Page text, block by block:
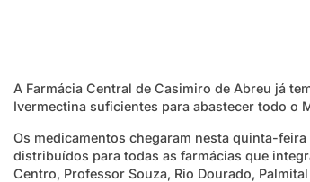
A Farmácia Central de Casimiro de Abreu já
Ivermectina suficientes para abastecer todo o
Os medicamentos chegaram nesta quinta-feira
distribuídos para todas as farmácias que
Centro, Professor Souza, Rio Dourado, Palmital